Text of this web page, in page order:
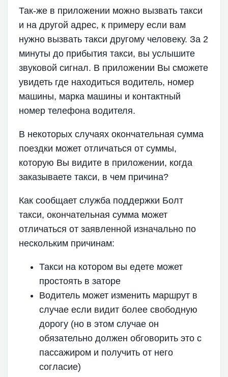
Так-же в приложении можно вызвать такси
и на другой адрес, к примеру если вам
нужно вызвать такси другому человеку. За 2
минуты до прибытия такси, вы услышите
звуковой сигнал. В приложении Вы сможете
увидеть где находиться водитель, номер
машины, марка машины и контактный
номер телефона водителя.
В некоторых случаях окончательная сумма
поездки может отличаться от суммы,
которую Вы видите в приложении, когда
заказываете такси, в чем причина?
Как сообщает служба поддержки Болт
такси, окончательная сумма может
отличаться от заявленной изначально по
нескольким причинам:
Такси на котором вы едете может
простоять в заторе
Водитель может изменить маршрут в
случае если видит более свободную
дорогу (но в этом случае он
обязательно должен обговорить это с
пассажиром и получить от него
согласие)